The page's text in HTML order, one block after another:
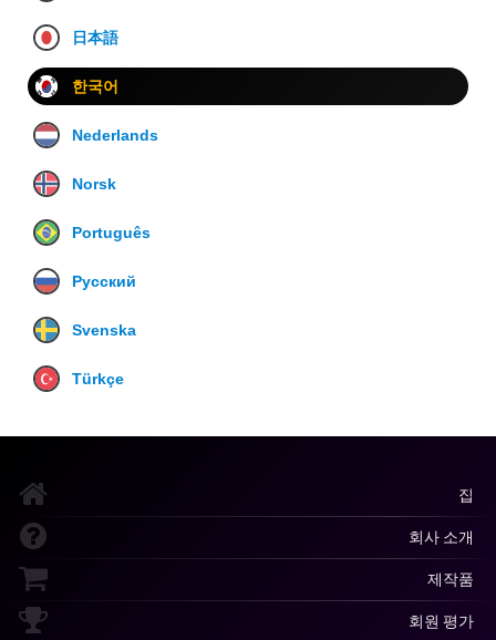
日本語
한국어
Nederlands
Norsk
Português
Русский
Svenska
Türkçe
집
회사 소개
제작품
회원 평가